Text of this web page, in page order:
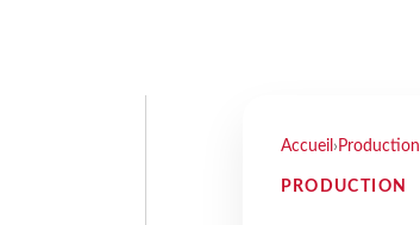
Accueil › Production
PRODUCTION